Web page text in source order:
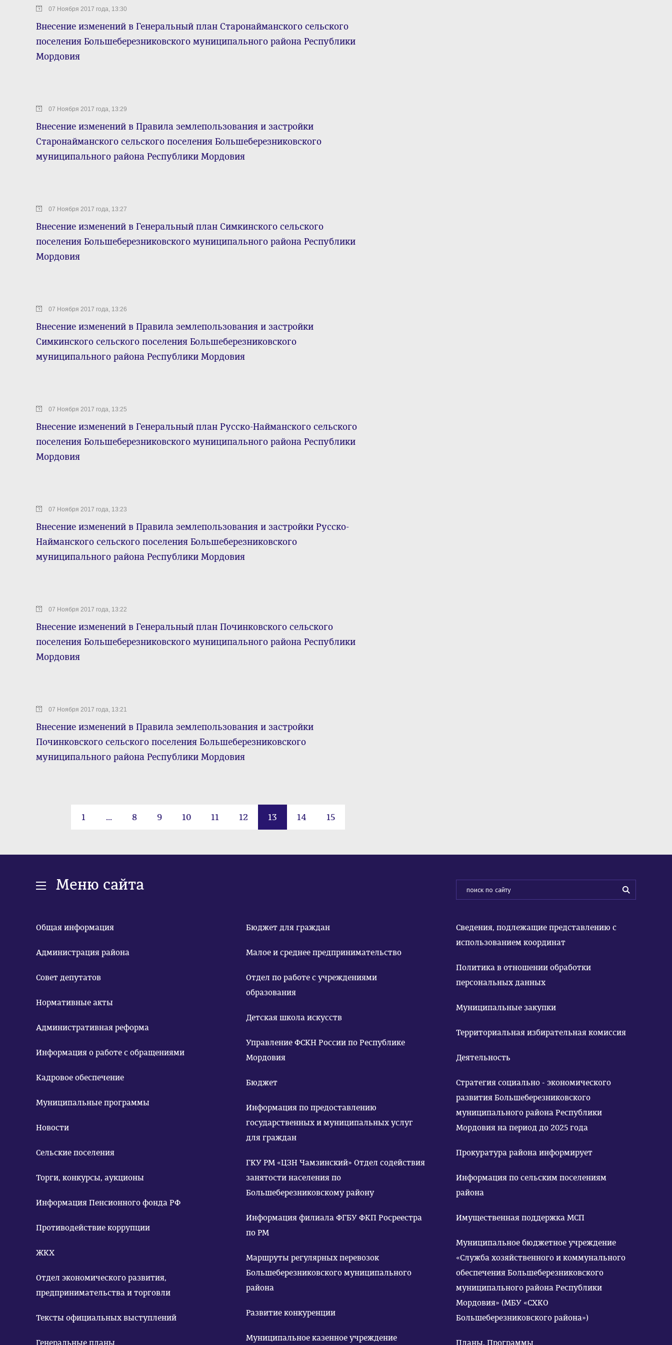
07 Ноября 2017 года, 13:30
Внесение изменений в Генеральный план Старонайманского сельского
поселения Большеберезниковского муниципального района Республики
Мордовия
07 Ноября 2017 года, 13:29
Внесение изменений в Правила землепользования и застройки
Старонайманского сельского поселения Большеберезниковского
муниципального района Республики Мордовия
07 Ноября 2017 года, 13:27
Внесение изменений в Генеральный план Симкинского сельского
поселения Большеберезниковского муниципального района Республики
Мордовия
07 Ноября 2017 года, 13:26
Внесение изменений в Правила землепользования и застройки
Симкинского сельского поселения Большеберезниковского
муниципального района Республики Мордовия
07 Ноября 2017 года, 13:25
Внесение изменений в Генеральный план Русско-Найманского сельского
поселения Большеберезниковского муниципального района Республики
Мордовия
07 Ноября 2017 года, 13:23
Внесение изменений в Правила землепользования и застройки Русско-
Найманского сельского поселения Большеберезниковского
муниципального района Республики Мордовия
07 Ноября 2017 года, 13:22
Внесение изменений в Генеральный план Починковского сельского
поселения Большеберезниковского муниципального района Республики
Мордовия
07 Ноября 2017 года, 13:21
Внесение изменений в Правила землепользования и застройки
Починковского сельского поселения Большеберезниковского
муниципального района Республики Мордовия
1 ... 8 9 10 11 12 13 14 15
Меню сайта
Общая информация
Администрация района
Совет депутатов
Нормативные акты
Административная реформа
Информация о работе с обращениями
Кадровое обеспечение
Муниципальные программы
Новости
Сельские поселения
Торги, конкурсы, аукционы
Информация Пенсионного фонда РФ
Противодействие коррупции
ЖКХ
Отдел экономического развития,
предпринимательства и торговли
Тексты официальных выступлений
Генеральные планы
Бюджет для граждан
Малое и среднее предпринимательство
Отдел по работе с учреждениями
образования
Детская школа искусств
Управление ФСКН России по Республике
Мордовия
Бюджет
Информация по предоставлению
государственных и муниципальных услуг
для граждан
ГКУ РМ «ЦЗН Чамзинский» Отдел содействия
занятости населения по
Большеберезниковскому району
Информация филиала ФГБУ ФКП Росреестра
по РМ
Маршруты регулярных перевозок
Большеберезниковского муниципального
района
Развитие конкуренции
Муниципальное казенное учреждение
Сведения, подлежащие представлению с
использованием координат
Политика в отношении обработки
персональных данных
Муниципальные закупки
Территориальная избирательная комиссия
Деятельность
Стратегия социально - экономического
развития Большеберезниковского
муниципального района Республики
Мордовия на период до 2025 года
Прокуратура района информирует
Информация по сельским поселениям
района
Имущественная поддержка МСП
Муниципальное бюджетное учреждение
«Служба хозяйственного и коммунального
обеспечения Большеберезниковского
муниципального района Республики
Мордовия» (МБУ «СХКО
Большеберезниковского района»)
Планы, Программы